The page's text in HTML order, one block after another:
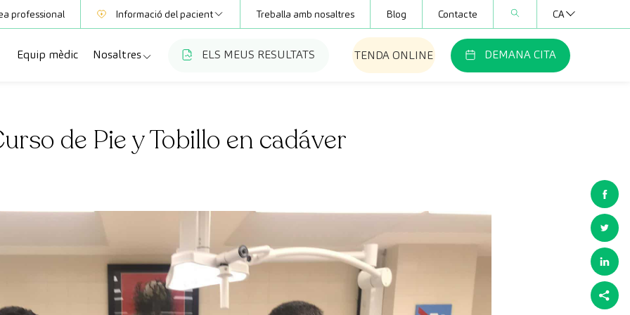
professional Informació del pacient
Mútues
Club CreuBlanca
Treballa amb nosaltres Blog Contacte CA
diagnòstiques
Equip mèdic Nosaltres
Treballa amb nosaltres
Preguntes freqüents
ELS MEUS RESULTATS TENDA ONLINE DEMANA CITA
de Pie y Tobillo en cadáver